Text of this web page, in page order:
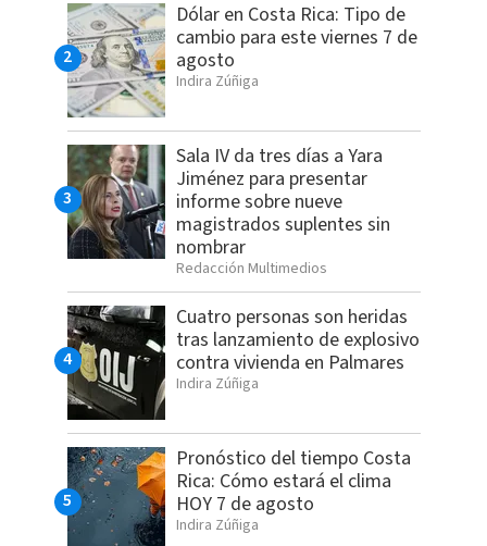
Dólar en Costa Rica: Tipo de
cambio para este viernes 7 de
agosto
Indira Zúñiga
Sala IV da tres días a Yara
Jiménez para presentar
informe sobre nueve
magistrados suplentes sin
nombrar
Redacción Multimedios
Cuatro personas son heridas
tras lanzamiento de explosivo
contra vivienda en Palmares
Indira Zúñiga
Pronóstico del tiempo Costa
Rica: Cómo estará el clima
HOY 7 de agosto
Indira Zúñiga